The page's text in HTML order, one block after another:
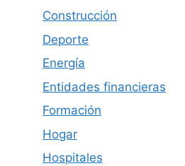
Construcción
Deporte
Energía
Entidades financieras
Formación
Hogar
Hospitales